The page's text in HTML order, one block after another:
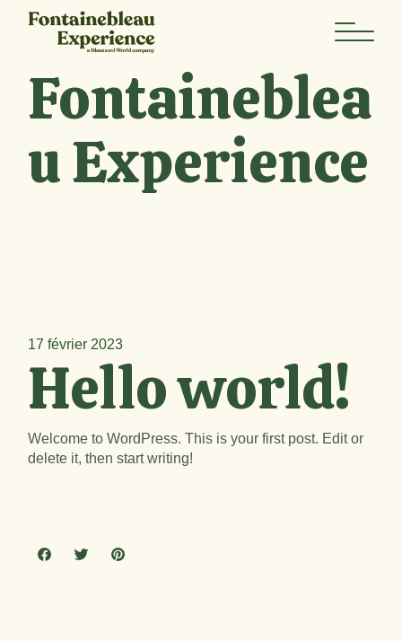
Fontaineblea
u Experience
17 février 2023
Hello world!
Welcome to WordPress. This is your first post. Edit or
delete it, then start writing!